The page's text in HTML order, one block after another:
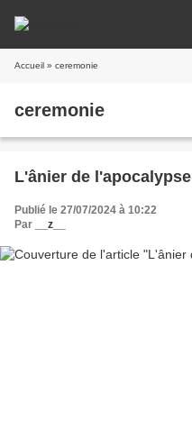
Accueil » ceremonie
ceremonie
L'ânier de l'apocalypse
Publié le 27/07/2024 à 10:22
Par
__z__